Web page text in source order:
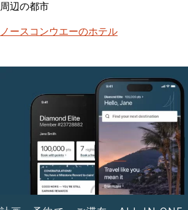
周辺の都市
ノースコンウエーのホテル